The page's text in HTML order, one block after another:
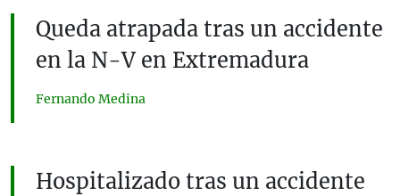
Queda atrapada tras un accidente
en la N-V en Extremadura
Fernando Medina
Hospitalizado tras un accidente